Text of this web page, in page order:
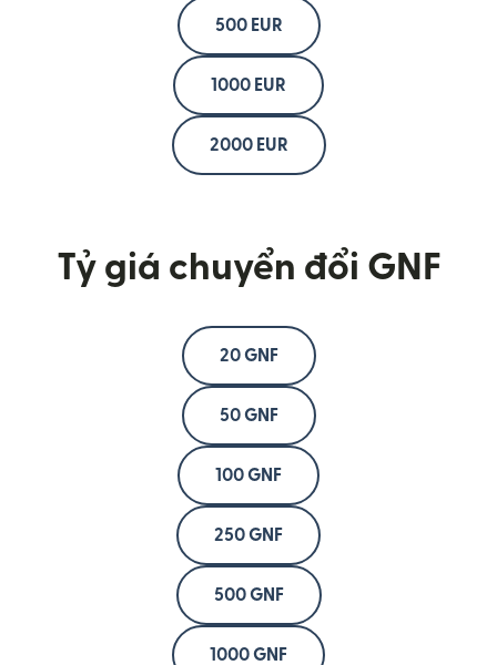
500 EUR
1000 EUR
2000 EUR
Tỷ giá chuyển đổi GNF
20 GNF
50 GNF
100 GNF
250 GNF
500 GNF
1000 GNF